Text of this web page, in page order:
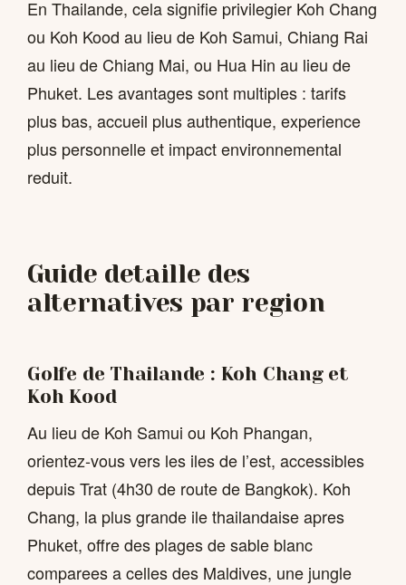
En Thailande, cela signifie privilegier Koh Chang
ou Koh Kood au lieu de Koh Samui, Chiang Rai
au lieu de Chiang Mai, ou Hua Hin au lieu de
Phuket. Les avantages sont multiples : tarifs
plus bas, accueil plus authentique, experience
plus personnelle et impact environnemental
reduit.
Guide detaille des
alternatives par region
Golfe de Thailande : Koh Chang et
Koh Kood
Au lieu de Koh Samui ou Koh Phangan,
orientez-vous vers les iles de l’est, accessibles
depuis Trat (4h30 de route de Bangkok). Koh
Chang, la plus grande ile thailandaise apres
Phuket, offre des plages de sable blanc
comparees a celles des Maldives, une jungle